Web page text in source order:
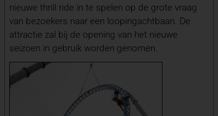
nieuwe thrill ride in te spelen op de grote vraag
van bezoekers naar een loopingachtbaan. De
attractie zal bij de opening van het nieuwe
seizoen in gebruik worden genomen.